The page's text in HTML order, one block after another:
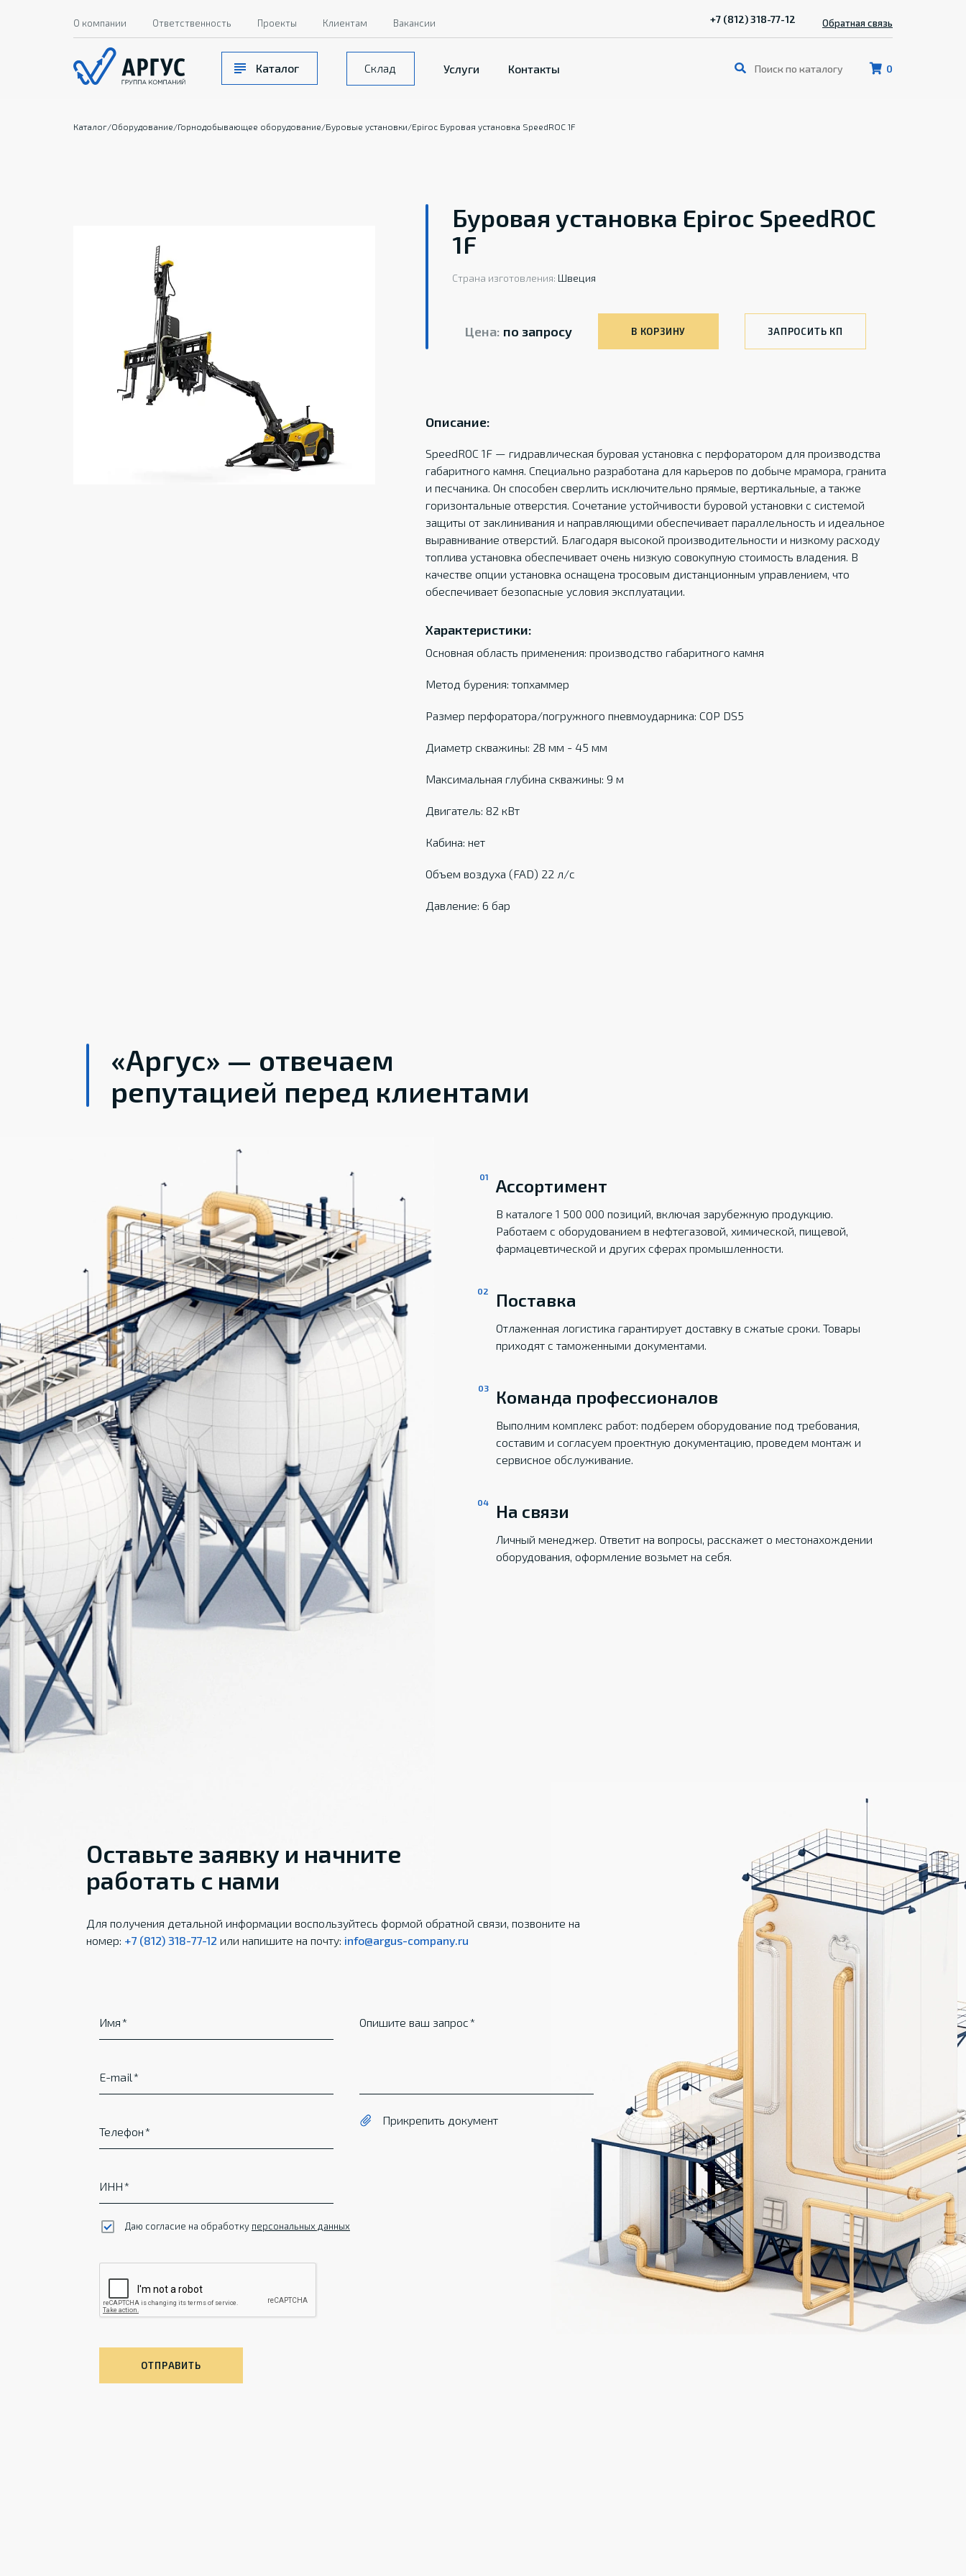
0
Каталог Склад Услуги Контакты
О компании Ответственность Проекты Клиентам Вакансии +7 (812) 318-77-12 Обратная связь
Каталог/Оборудование/Горнодобывающее оборудование/Буровые установки/Epiroc Буровая установка SpeedROC 1F
Буровая установка Epiroc SpeedROC
1F
Страна изготовления: Швеция
Цена: по запросу В КОРЗИНУ ЗАПРОСИТЬ КП
Описание:
SpeedROC 1F — гидравлическая буровая установка с перфоратором для производства
габаритного камня. Специально разработана для карьеров по добыче мрамора, гранита
и песчаника. Он способен сверлить исключительно прямые, вертикальные, а также
горизонтальные отверстия. Сочетание устойчивости буровой установки с системой
защиты от заклинивания и направляющими обеспечивает параллельность и идеальное
выравнивание отверстий. Благодаря высокой производительности и низкому расходу
топлива установка обеспечивает очень низкую совокупную стоимость владения. В
качестве опции установка оснащена тросовым дистанционным управлением, что
обеспечивает безопасные условия эксплуатации.
Характеристики:
Основная область применения: производство габаритного камня
Метод бурения: топхаммер
Размер перфоратора/погружного пневмоударника: COP DS5
Диаметр скважины: 28 мм - 45 мм
Максимальная глубина скважины: 9 м
Двигатель: 82 кВт
Кабина: нет
Объем воздуха (FAD) 22 л/с
Давление: 6 бар
«Аргус» — отвечаем
репутацией перед клиентами
Ассортимент
В каталоге 1 500 000 позиций, включая зарубежную продукцию.
Работаем с оборудованием в нефтегазовой, химической, пищевой,
фармацевтической и других сферах промышленности.
Поставка
Отлаженная логистика гарантирует доставку в сжатые сроки. Товары
приходят с таможенными документами.
Команда профессионалов
Выполним комплекс работ: подберем оборудование под требования,
составим и согласуем проектную документацию, проведем монтаж и
сервисное обслуживание.
На связи
Личный менеджер. Ответит на вопросы, расскажет о местонахождении
оборудования, оформление возьмет на себя.
Оставьте заявку и начните
работать с нами
Для получения детальной информации воспользуйтесь формой обратной связи, позвоните на
номер: +7 (812) 318-77-12 или напишите на почту: info@argus-company.ru
Имя
E-mail
Телефон
ИНН
Опишите ваш запрос
Прикрепить документ
Даю согласие на обработку персональных данных
ОТПРАВИТЬ